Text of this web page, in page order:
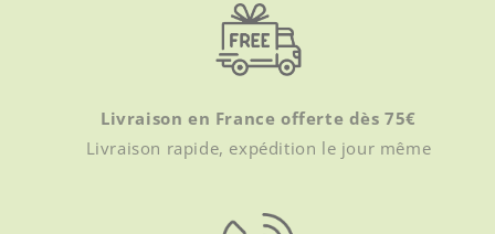
Livraison en France offerte dès 75€
Livraison rapide, expédition le jour même